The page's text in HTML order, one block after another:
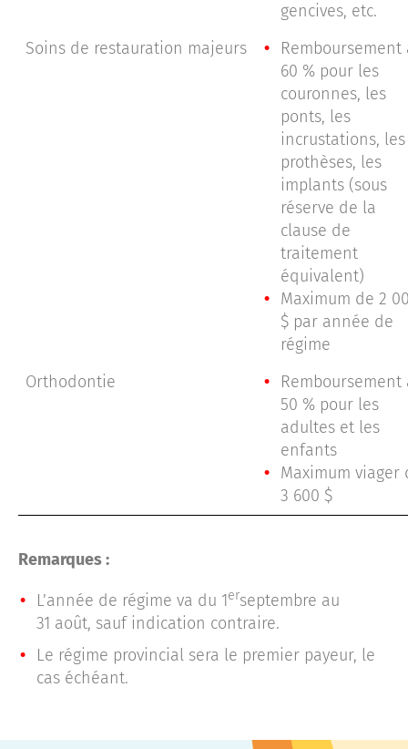
gencives, etc.
Soins de restauration majeurs
Remboursement
60 % pour les
couronnes, les
ponts, les
incrustations, les
prothèses, les
implants (sous
réserve de la
clause de
traitement
équivalent)
Maximum de 2
$ par année de
régime
Orthodontie
Remboursement
50 % pour les
adultes et les
enfants
Maximum viager
3 600 $
Remarques :
L’année de régime va du 1erseptembre au
31 août, sauf indication contraire.
Le régime provincial sera le premier payeur, le
cas échéant.